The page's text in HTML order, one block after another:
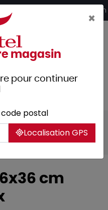
et retrait 2h en magasin
la table
service
cm
×
magasin
pour continuer
postal
Localisation GPS